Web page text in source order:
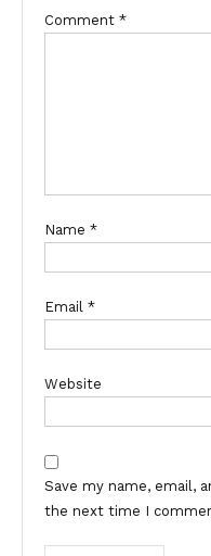
Comment *
Name *
Email *
Website
Save my name, email,
the next time I